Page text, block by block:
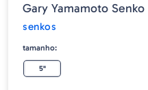
Gary Yamamoto
senkos
tamanho:
5"